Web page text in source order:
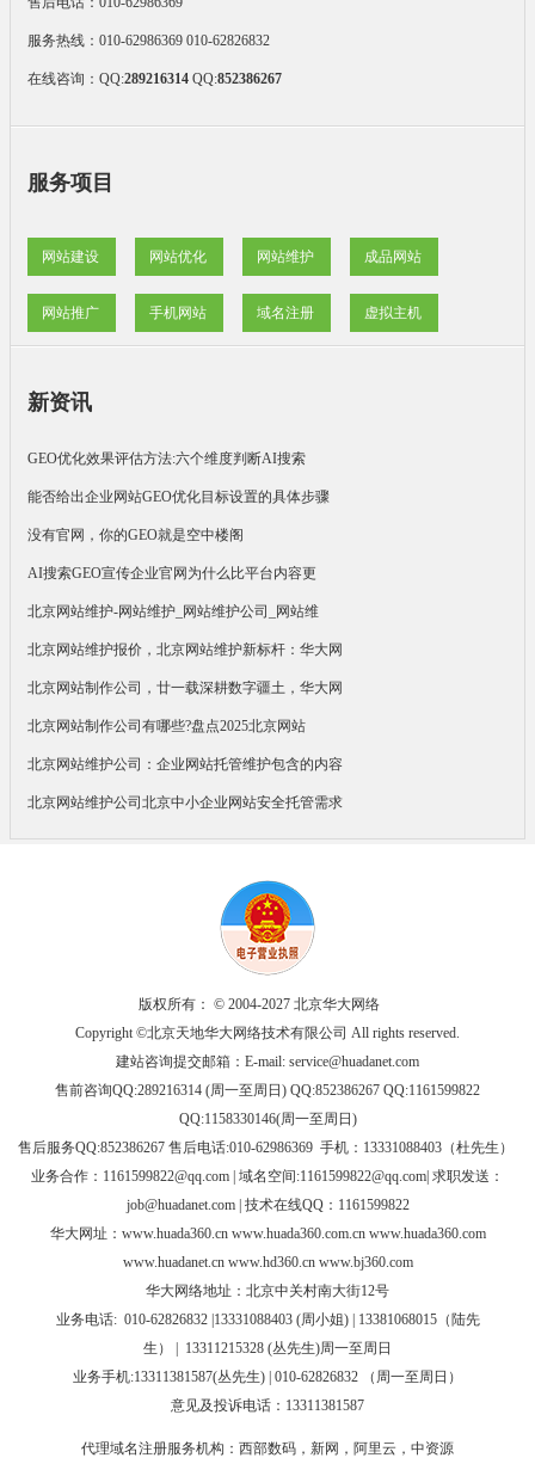
服务热线：010-62986369 010-62826832
在线咨询： QQ:289216314 QQ:852386267
服务项目
网站建设 网站优化 网站维护 成品网站
网站推广 手机网站 域名注册 虚拟主机
新资讯
GEO优化效果评估方法:六个维度判断AI搜索
能否给出企业网站GEO优化目标设置的具体步骤
没有官网，你的GEO就是空中楼阁
AI搜索GEO宣传企业官网为什么比平台内容更
北京网站维护-网站维护_网站维护公司_网站维
北京网站维护报价，北京网站维护新标杆：华大网
北京网站制作公司，廿一载深耕数字疆土，华大网
北京网站制作公司有哪些?盘点2025北京网站
北京网站维护公司：企业网站托管维护包含的内容
北京网站维护公司北京中小企业网站安全托管需求
版权所有： © 2004-2027 北京华大网络
Copyright ©北京天地华大网络技术有限公司 All rights reserved.
建站咨询提交邮箱：E-mail: service@huadanet.com
售前咨询QQ:289216314 (周一至周日) QQ:852386267 QQ:1161599822
QQ:1158330146(周一至周日)
售后服务QQ:852386267 售后电话:010-62986369 手机：13331088403（杜先生）
业务合作： 1161599822@qq.com | 域名空间:1161599822@qq.com| 求职发送：
job@huadanet.com| 技术在线QQ：1161599822
华大网址： www.huada360.cn www.huada360.com.cn www.huada360.com
www.huadanet.cn www.hd360.cn www.bj360.com
华大网络地址：北京中关村南大街12号
业务电话: 010-62826832 | 13331088403 (周小姐) | 13381068015（陆先
生）
13311215328 (丛先生)周一至周日
业务手机:13311381587(丛先生) | 010-62826832 （周一至周日）
意见及投诉电话：13311381587
代理域名注册服务机构：西部数码，新网，阿里云，中资源